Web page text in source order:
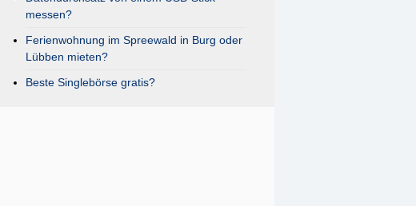
messen?
Ferienwohnung im Spreewald in Burg oder
Lübben mieten?
Beste Singlebörse gratis?